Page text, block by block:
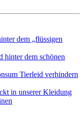
dem „flüssigen
hinter dem schönen
Tierleid verhindern
in unserer Kleidung